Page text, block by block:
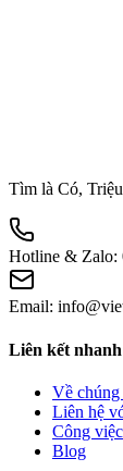
Tìm là Có,
Hotline & Zalo:
Email:
Liên kết nhanh
Về chúng
Liên hệ
Công việc
Blog